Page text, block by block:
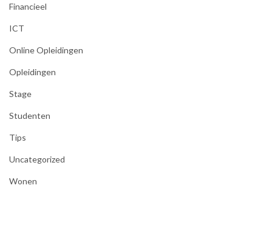
Financieel
ICT
Online Opleidingen
Opleidingen
Stage
Studenten
Tips
Uncategorized
Wonen